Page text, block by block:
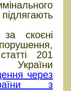
скоєні
201
України
через
з